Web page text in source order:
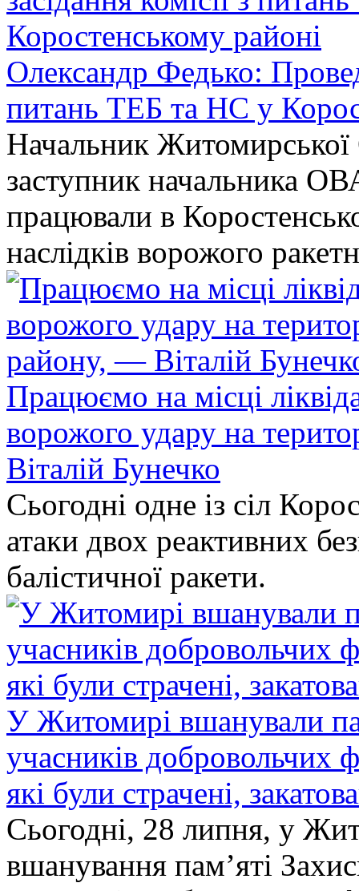
Олександр Федько:
питань ТЕБ та НС у
Начальник
заступник начальника
працювали в
наслідків ворожого
Працюємо на місці
ворожого удару на
Віталій Бунечко
Сьогодні одне із сіл
атаки двох реактивних
балістичної ракети.
У Житомирі вшанували
учасників добровольчих
які були страчені,
Сьогодні, 28 липня, у
вшанування пам’яті